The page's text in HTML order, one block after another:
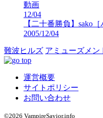
動画
12/04
【二十番勝負】sako
2005/12/04
難波ヒルズ アミューズメン
運営概要
サイトポリシー
お問い合わせ
©2026 VampireSavior.info